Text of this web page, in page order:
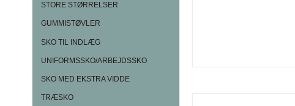
STORE STØRRELSER
GUMMISTØVLER
SKO TIL INDLÆG
UNIFORMSSKO/ARBEJDSSKO
SKO MED EKSTRA VIDDE
TRÆSKO